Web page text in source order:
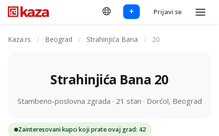
+ Prijavi se
Kaza.rs / Beograd / Strahinjića Bana / 20
Strahinjića Bana 20
Stambeno-poslovna zgrada · 21 stan · Dorćol, Beograd
Zainteresovani kupci koji prate ovaj grad: 42